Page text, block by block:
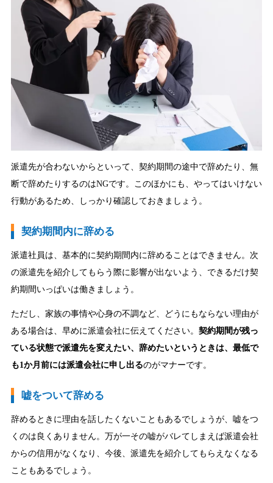
派遣先が合わないからといって、契約期間の途中で辞めたり、無
断で辞めたりするのはNGです。このほかにも、やってはいけない
行動があるため、しっかり確認しておきましょう。
契約期間内に辞める
派遣社員は、基本的に契約期間内に辞めることはできません。次
の派遣先を紹介してもらう際に影響が出ないよう、できるだけ契
約期間いっぱいは働きましょう。
ただし、家族の事情や心身の不調など、どうにもならない理由が
ある場合は、早めに派遣会社に伝えてください。 契約期間が残っ
ている状態で派遣先を変えたい、辞めたいというときは、最低で
も1か月前には派遣会社に申し出るのがマナーです。
嘘をついて辞める
辞めるときに理由を話したくないこともあるでしょうが、嘘をつ
くのは良くありません。万が一その嘘がバレてしまえば派遣会社
からの信用がなくなり、今後、派遣先を紹介してもらえなくなる
こともあるでしょう。